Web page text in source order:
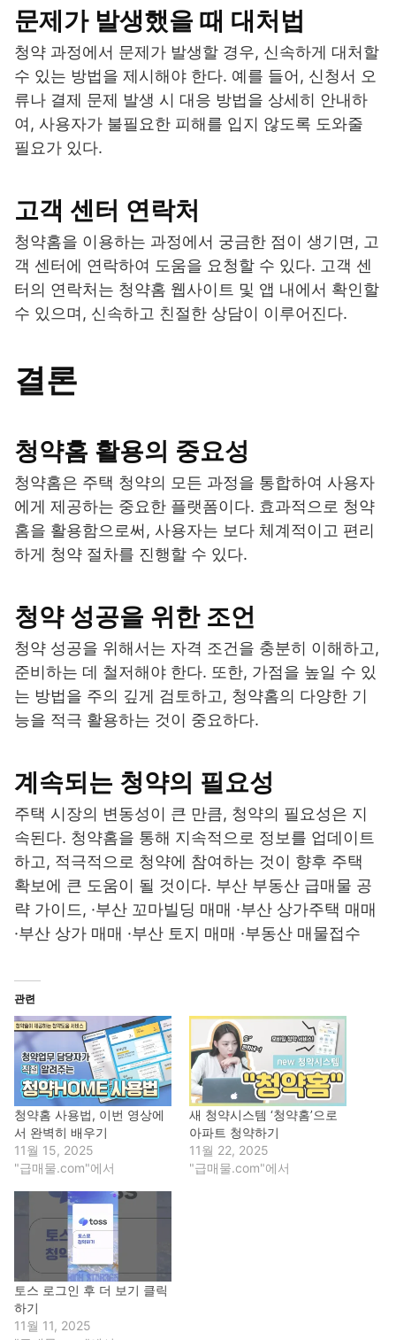
문제가 발생했을 때 대처법
청약 과정에서 문제가 발생할 경우, 신속하게 대처할
수 있는 방법을 제시해야 한다. 예를 들어, 신청서 오
류나 결제 문제 발생 시 대응 방법을 상세히 안내하
여, 사용자가 불필요한 피해를 입지 않도록 도와줄
필요가 있다.
고객 센터 연락처
청약홈을 이용하는 과정에서 궁금한 점이 생기면, 고
객 센터에 연락하여 도움을 요청할 수 있다. 고객 센
터의 연락처는 청약홈 웹사이트 및 앱 내에서 확인할
수 있으며, 신속하고 친절한 상담이 이루어진다.
결론
청약홈 활용의 중요성
청약홈은 주택 청약의 모든 과정을 통합하여 사용자
에게 제공하는 중요한 플랫폼이다. 효과적으로 청약
홈을 활용함으로써, 사용자는 보다 체계적이고 편리
하게 청약 절차를 진행할 수 있다.
청약 성공을 위한 조언
청약 성공을 위해서는 자격 조건을 충분히 이해하고,
준비하는 데 철저해야 한다. 또한, 가점을 높일 수 있
는 방법을 주의 깊게 검토하고, 청약홈의 다양한 기
능을 적극 활용하는 것이 중요하다.
계속되는 청약의 필요성
주택 시장의 변동성이 큰 만큼, 청약의 필요성은 지
속된다. 청약홈을 통해 지속적으로 정보를 업데이트
하고, 적극적으로 청약에 참여하는 것이 향후 주택
확보에 큰 도움이 될 것이다. 부산 부동산 급매물 공
략 가이드, ·부산 꼬마빌딩 매매 ·부산 상가주택 매매
·부산 상가 매매 ·부산 토지 매매 ·부동산 매물접수
관련
청약홈 사용법, 이번 영상에
서 완벽히 배우기
11월 15, 2025
"급매물.com"에서
새 청약시스템 ‘청약홈’으로
아파트 청약하기
11월 22, 2025
"급매물.com"에서
토스 로그인 후 더 보기 클릭
하기
11월 11, 2025